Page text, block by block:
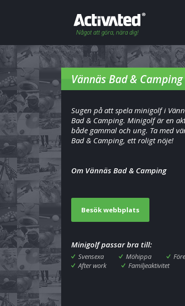
Vännäs Bad & Camping
Sugen på att spela minigolf i
Bad & Camping. Minigolf är en
både gammal och ung. Ta med
Bad & Camping, ett roligt nöje!
Om Vännäs Bad & Camping
Besök webbplats
Minigolf passar bra till:
Svensexa Möhippa
After work
Familjeaktivitet